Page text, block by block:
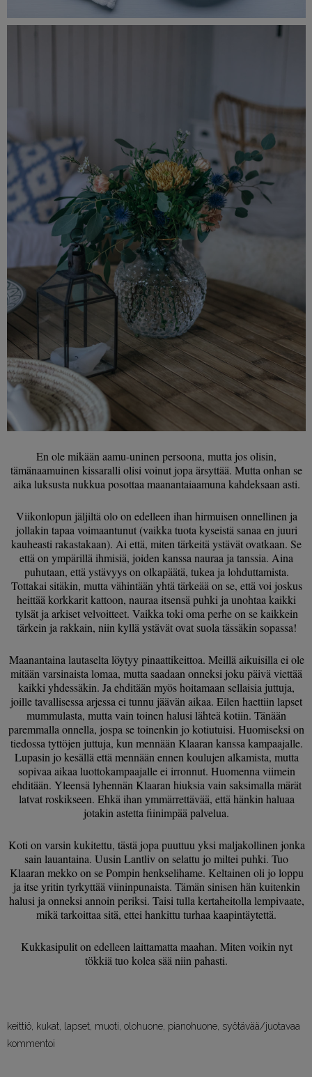
En ole mikään aamu-uninen persoona, mutta jos olisin,
tämänaamuinen kissaralli olisi voinut jopa ärsyttää. Mutta onhan se
aika luksusta nukkua posottaa maanantaiaamuna kahdeksaan asti.
Viikonlopun jäljiltä olo on edelleen ihan hirmuisen onnellinen ja
jollakin tapaa voimaantunut (vaikka tuota kyseistä sanaa en juuri
kauheasti rakastakaan). Ai että, miten tärkeitä ystävät ovatkaan. Se
että on ympärillä ihmisiä, joiden kanssa nauraa ja tanssia. Aina
puhutaan, että ystävyys on olkapäätä, tukea ja lohduttamista.
Tottakai sitäkin, mutta vähintään yhtä tärkeää on se, että voi joskus
heittää korkkarit kattoon, nauraa itsensä puhki ja unohtaa kaikki
tylsät ja arkiset velvoitteet. Vaikka toki oma perhe on se kaikkein
tärkein ja rakkain, niin kyllä ystävät ovat suola tässäkin sopassa!
Maanantaina lautaselta löytyy pinaattikeittoa. Meillä aikuisilla ei ole
mitään varsinaista lomaa, mutta saadaan onneksi joku päivä viettää
kaikki yhdessäkin. Ja ehditään myös hoitamaan sellaisia juttuja,
joille tavallisessa arjessa ei tunnu jäävän aikaa. Eilen haettiin lapset
mummulasta, mutta vain toinen halusi lähteä kotiin. Tänään
paremmalla onnella, jospa se toinenkin jo kotiutuisi. Huomiseksi on
tiedossa tyttöjen juttuja, kun mennään Klaaran kanssa kampaajalle.
Lupasin jo kesällä että mennään ennen koulujen alkamista, mutta
sopivaa aikaa luottokampaajalle ei irronnut. Huomenna viimein
ehditään. Yleensä lyhennän Klaaran hiuksia vain saksimalla märät
latvat roskikseen. Ehkä ihan ymmärrettävää, että hänkin haluaa
jotakin astetta fiinimpää palvelua.
Koti on varsin kukitettu, tästä jopa puuttuu yksi maljakollinen jonka
sain lauantaina. Uusin Lantliv on selattu jo miltei puhki. Tuo
Klaaran mekko on se Pompin henkselihame. Keltainen oli jo loppu
ja itse yritin tyrkyttää viininpunaista. Tämän sinisen hän kuitenkin
halusi ja onneksi annoin periksi. Taisi tulla kertaheitolla lempivaate,
mikä tarkoittaa sitä, ettei hankittu turhaa kaapintäytettä.
Kukkasipulit on edelleen laittamatta maahan. Miten voikin nyt
tökkiä tuo kolea sää niin pahasti.
keittiö kukat lapset muoti olohuone pianohuone syötävää/juotavaa
kommentoi